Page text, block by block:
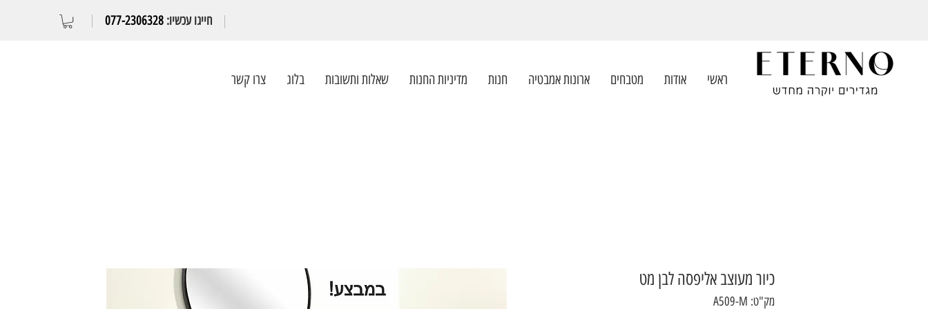
חייגו עכשיו: 077-2306328
ראשי אודות מטבחים ארונות אמבטיה חנות מדיניות החנות שאלות ותשובות בלוג צרו קשר
כיור מעוצב אליפסה לבן מט
מק"ט: A509-M